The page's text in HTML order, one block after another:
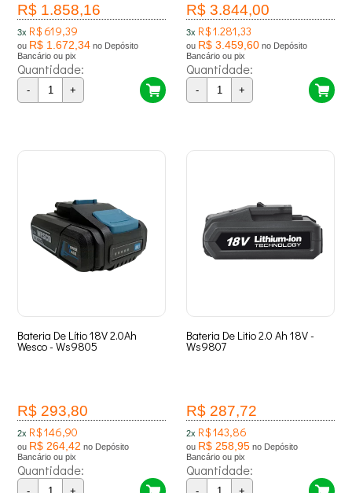
R$ 1.858,16
3x R$ 619,39
ou R$ 1.672,34 no Depósito
Bancário ou pix
Quantidade:
- +
R$ 3.844,00
3x R$ 1.281,33
ou R$ 3.459,60 no Depósito
Bancário ou pix
Quantidade:
- +
Bateria De Lítio 18V 2.0Ah
Wesco - Ws9805
R$ 293,80
2x R$ 146,90
ou R$ 264,42 no Depósito
Bancário ou pix
Quantidade:
Bateria De Litio 2.0 Ah 18V -
Ws9807
R$ 287,72
2x R$ 143,86
ou R$ 258,95 no Depósito
Bancário ou pix
Quantidade: